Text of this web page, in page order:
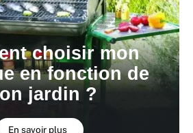
choisir mon
en fonction de
jardin ?
En savoir plus